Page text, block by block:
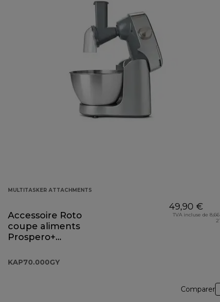
MULTITASKER ATTACHMENTS
Accessoire Roto
coupe aliments
Prospero+
KAP70.000GY
49,90 €
TVA incluse de
Comparer